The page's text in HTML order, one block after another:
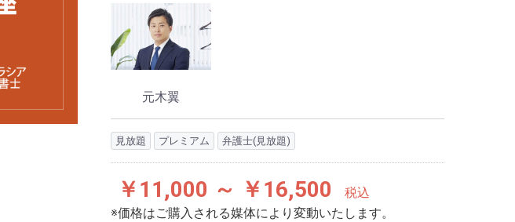
元木翼
見放題 プレミアム 弁護士(見放題)
￥11,000 ～ ￥16,500
税込
※価格はご購入される媒体により変動いたします。